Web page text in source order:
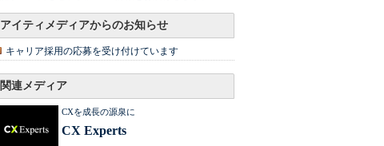
アイティメディアからのお知らせ
キャリア採用の応募を受け付けています
関連メディア
CXを成長の源泉に
CX Experts